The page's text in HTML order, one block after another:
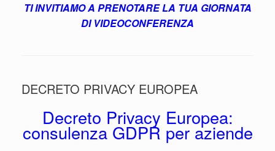
TI INVITIAMO A PRENOTARE LA TUA GIORNATA
DI VIDEOCONFERENZA
DECRETO PRIVACY EUROPEA
Decreto Privacy Europea:
consulenza GDPR per aziende